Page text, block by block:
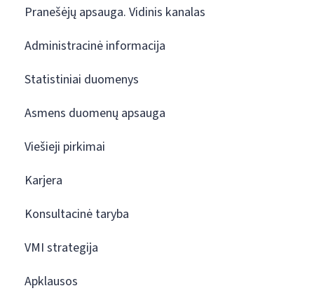
Pranešėjų apsauga. Vidinis kanalas
Administracinė informacija
Statistiniai duomenys
Asmens duomenų apsauga
Viešieji pirkimai
Karjera
Konsultacinė taryba
VMI strategija
Apklausos